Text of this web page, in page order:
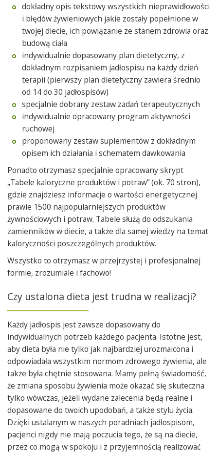
dokładny opis tekstowy wszystkich nieprawidłowości
i błędów żywieniowych jakie zostały popełnione w
twojej diecie, ich powiązanie ze stanem zdrowia oraz
budową ciała
indywidualnie dopasowany plan dietetyczny, z
dokładnym rozpisaniem jadłospisu na każdy dzień
terapii (pierwszy plan dietetyczny zawiera średnio
od 14 do 30 jadłospisów)
specjalnie dobrany zestaw zadań terapeutycznych
indywidualnie opracowany program aktywności
ruchowej
proponowany zestaw suplementów z dokładnym
opisem ich działania i schematem dawkowania
Ponadto otrzymasz specjalnie opracowany skrypt
„Tabele kaloryczne produktów i potraw” (ok. 70 stron),
gdzie znajdziesz informacje o wartości energetycznej
prawie 1500 najpopularniejszych produktów
żywnościowych i potraw. Tabele służą do odszukania
zamienników w diecie, a także dla samej wiedzy na temat
kaloryczności poszczególnych produktów.
Wszystko to otrzymasz w przejrzystej i profesjonalnej
formie, zrozumiale i fachowo!
Czy ustalona dieta jest trudna w realizacji?
Każdy jadłospis jest zawsze dopasowany do
indywidualnych potrzeb każdego pacjenta. Istotne jest,
aby dieta była nie tylko jak najbardziej urozmaicona i
odpowiadała wszystkim normom zdrowego żywienia, ale
także była chętnie stosowana. Mamy pełną świadomość,
że zmiana sposobu żywienia może okazać się skuteczna
tylko wówczas, jeżeli wydane zalecenia będą realne i
dopasowane do twoich upodobań, a także stylu życia.
Dzięki ustalanym w naszych poradniach jadłospisom,
pacjenci nigdy nie mają poczucia tego, że są na diecie,
przez co mogą w spokoju i z przyjemnością realizować